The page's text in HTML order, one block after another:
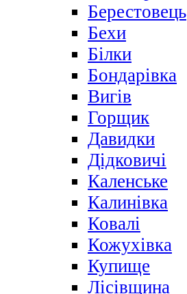
Берестовець
Бехи
Білки
Бондарівка
Вигів
Горщик
Давидки
Дідковичі
Каленське
Калинівка
Ковалі
Кожухівка
Купище
Лісівщина